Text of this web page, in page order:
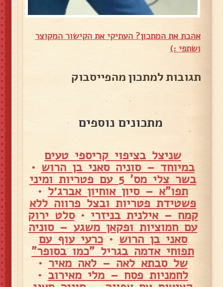
אהבת את המתכון? העתיקי את הקישור המקוצר
ושתפי :)
תגובות למתכון מהפייסבוק
מתכונים נוספים
שניצל בציפוי קריספי טעים
במיוחד – סוניה סאני בן הרוש •
בשר צלי מס' 5 עם פטריות ומיני
תפו"א – סיון אוחיון אברג׳ל •
פשטידת פטריות ובצל פרווה ללא
קמח – אילנית בניזרי •סלט ירוק
עם חמוציות ופקאן משגע – סוניה
סאני בן הרוש •כרעי עוף עם
תפוחי אדמה בגריל "כמו בסופר"
של סבתא לאה – לאה מאיר •
לחמניות פסח – מלי מאירוב •